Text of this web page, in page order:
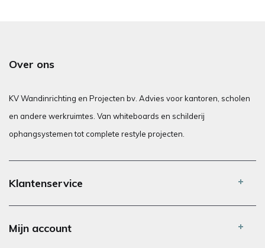
Over ons
KV Wandinrichting en Projecten bv. Advies voor kantoren, scholen
en andere werkruimtes. Van whiteboards en schilderij
ophangsystemen tot complete restyle projecten.
Klantenservice
Mijn account